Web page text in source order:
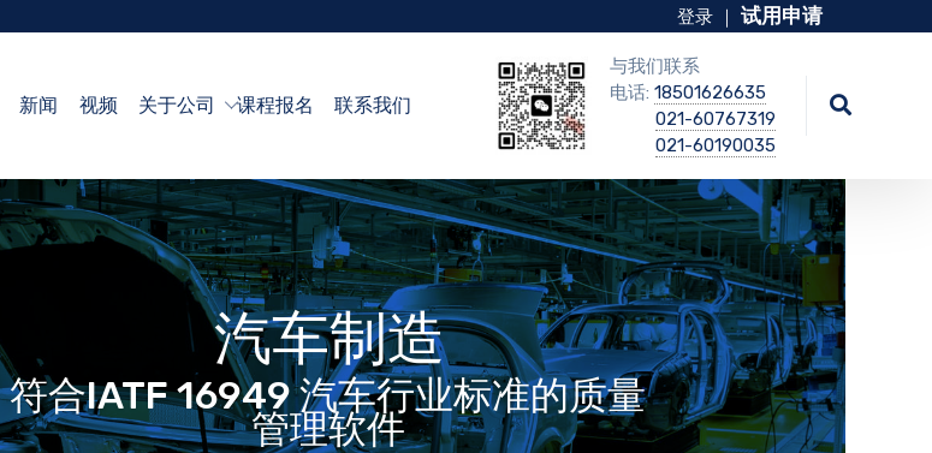
登录 ｜ 试用申请
新闻 视频 关于公司 课程报名 联系我们
与我们联系
电话: 18501626635
021-60767319
021-60190035
汽车制造
符合IATF 16949 汽车行业标准的质量
管理软件